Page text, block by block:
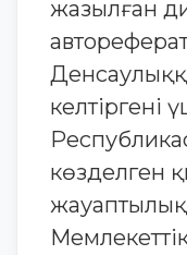
жазылған
келтіргені
көзделген